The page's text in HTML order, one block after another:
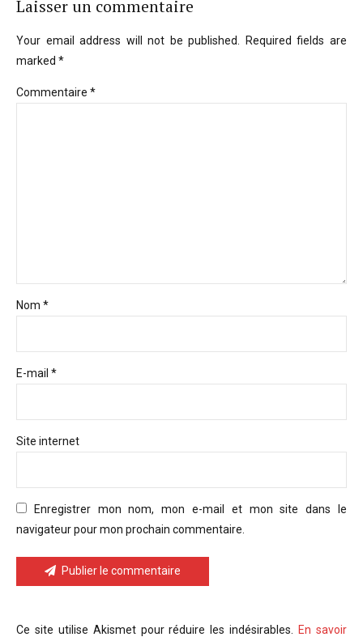
Laisser un commentaire
Your email address will not be published. Required fields are
marked *
Commentaire *
Nom *
E-mail *
Site internet
Enregistrer mon nom, mon e-mail et mon site dans le
navigateur pour mon prochain commentaire.
Publier le commentaire
Ce site utilise Akismet pour réduire les indésirables.
En savoir